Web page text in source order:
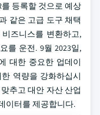
를 등록할 것으로 예상
같은 고급 도구 채택
즈니스를 변환하고,
를 운전. 9월 2023일,
대한 중요한 업데이
역량을 강화하십시
추고 대안 자산 산업
이터를 제공합니다.